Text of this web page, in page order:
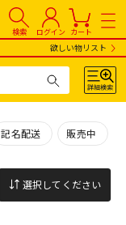
検索 ログイン カート
欲しい物リスト
記名配送 販売中
選択してください